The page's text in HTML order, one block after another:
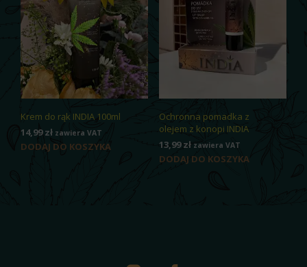
Krem do rąk INDIA 100ml
14,99zł zawiera VAT
DODAJ DO KOSZYKA
Ochronna pomadka z
olejem z konopi INDIA
13,99zł zawiera VAT
DODAJ DO KOSZYKA